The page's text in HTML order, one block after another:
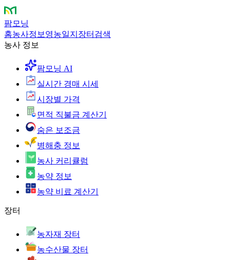
팜모닝
홈농사정보 영농일지 장터 검색
농사 정보
팜모닝 AI
실시간 경매 시세
시장별 가격
면적 직불금 계산기
숨은 보조금
병해충 정보
농사 커리큘럼
농약 정보
농약 비료 계산기
장터
농자재 장터
농수산물 장터